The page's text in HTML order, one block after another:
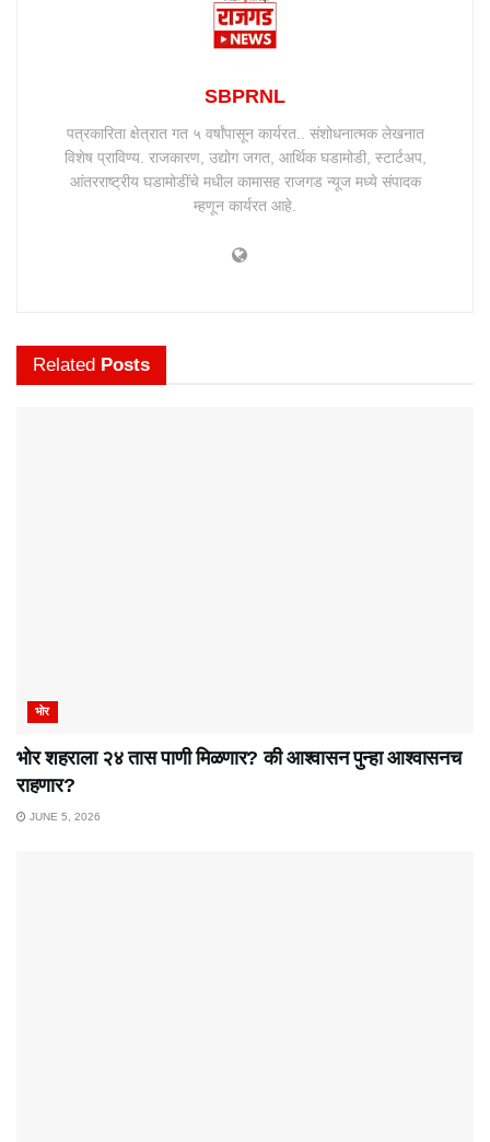
SBPRNL
पत्रकारिता क्षेत्रात गत ५ वर्षांपासून कार्यरत.. संशोधनात्मक लेखनात
विशेष प्राविण्य. राजकारण, उद्योग जगत, आर्थिक घडामोडी, स्टार्टअप,
आंतरराष्ट्रीय घडामोडींचे मधील कामासह राजगड न्यूज मध्ये संपादक
म्हणून कार्यरत आहे.
Related Posts
भोर
भोर शहराला २४ तास पाणी मिळणार? की आश्वासन पुन्हा आश्वासनच
राहणार?
JUNE 5, 2026